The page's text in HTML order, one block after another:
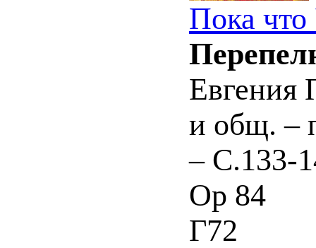
Пока
Евгения
и общ. –
– С.133-
Ор 84
Г72